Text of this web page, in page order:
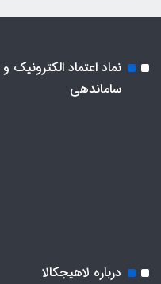
نماد اعتماد الکترونیک و
ساماندهی
درباره لاهیجکالا